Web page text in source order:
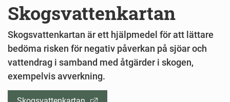
Skogsvattenkartan
Skogsvattenkartan är ett hjälpmedel för att lättare
bedöma risken för negativ påverkan på sjöar och
vattendrag i samband med åtgärder i skogen,
exempelvis avverkning.